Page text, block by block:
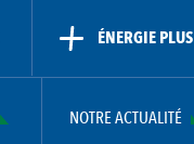
ÉNERGIE PLUS
NOTRE ACTUALITÉ